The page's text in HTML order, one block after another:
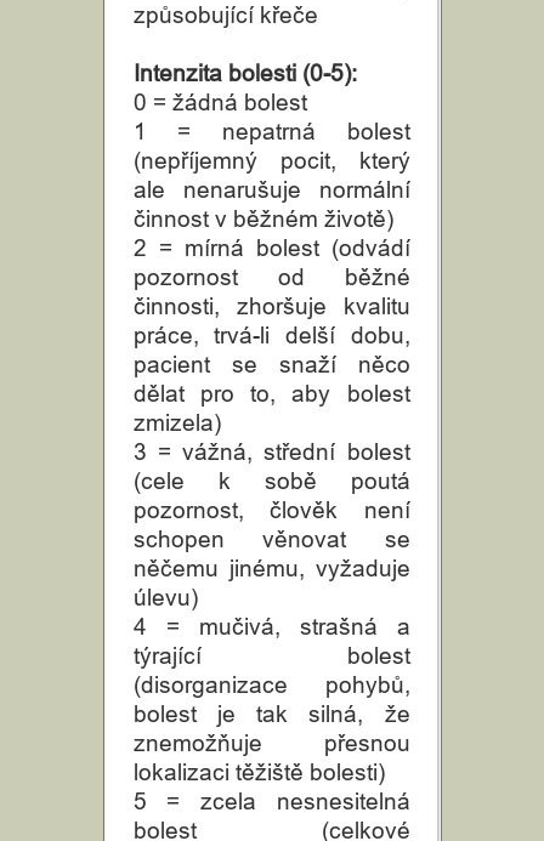
způsobující křeče
Intenzita bolesti (0-5):
0 = žádná bolest
1 = nepatrná bolest
(nepříjemný pocit, který
ale nenarušuje normální
činnost v běžném životě)
2 = mírná bolest (odvádí
pozornost od běžné
činnosti, zhoršuje kvalitu
práce, trvá-li delší dobu,
pacient se snaží něco
dělat pro to, aby bolest
zmizela)
3 = vážná, střední bolest
(cele k sobě poutá
pozornost, člověk není
schopen věnovat se
něčemu jinému, vyžaduje
úlevu)
4 = mučivá, strašná a
týrající bolest
(disorganizace pohybů,
bolest je tak silná, že
znemožňuje přesnou
lokalizaci těžiště bolesti)
5 = zcela nesnesitelná
bolest (celkové